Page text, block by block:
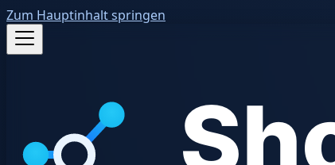
Zum Hauptinhalt springen